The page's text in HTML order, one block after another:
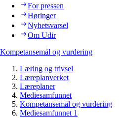
For pressen
Høringer
Nyhetsvarsel
Om Udir
Kompetansemål og vurdering
Læring og trivsel
Læreplanverket
Læreplaner
Mediesamfunnet
Kompetansemål og vurdering
Mediesamfunnet 1